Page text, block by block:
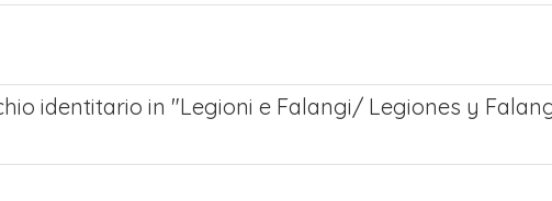
identitario in "Legioni e Falangi/ Legiones y